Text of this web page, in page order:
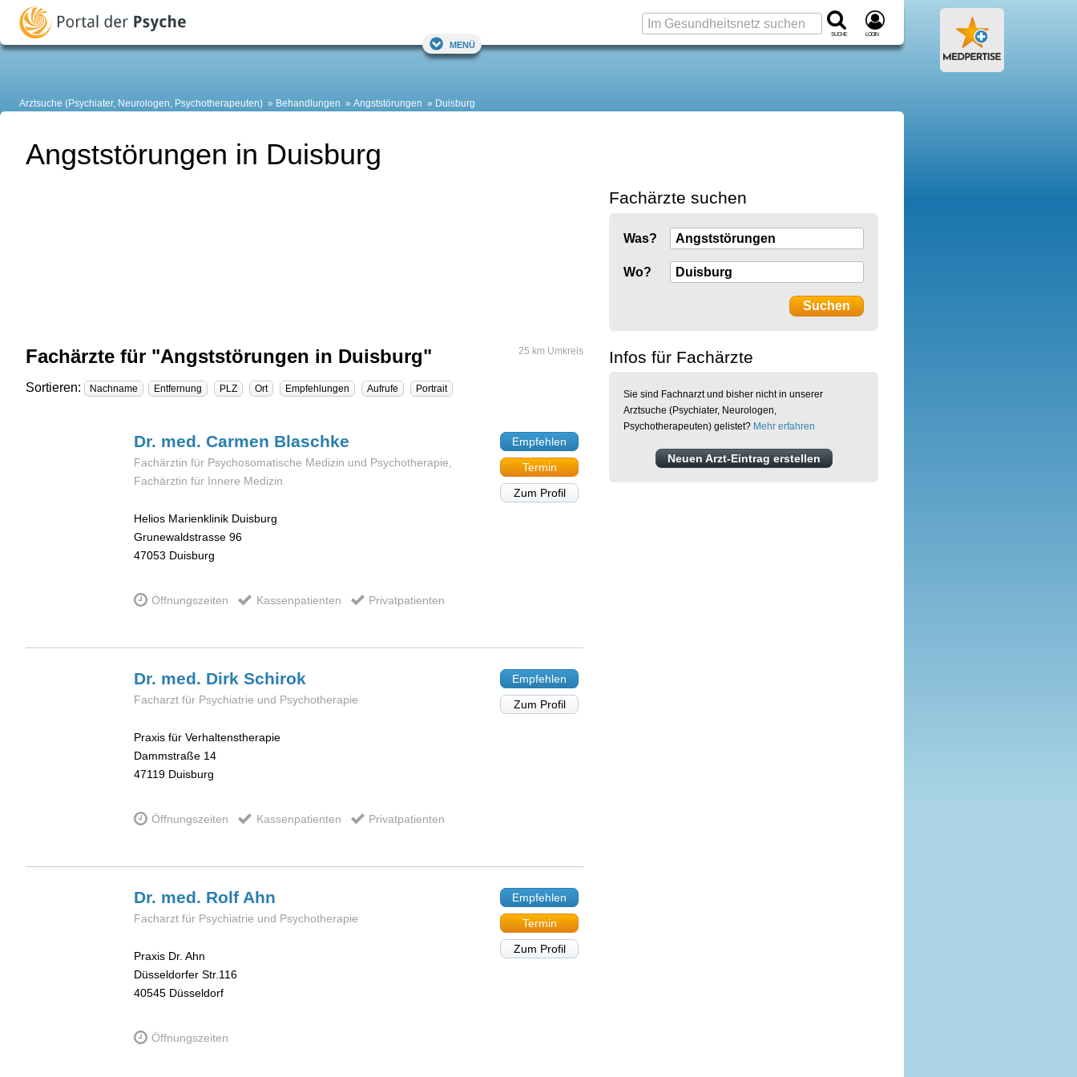
Suche Login
Menü
Arztsuche (Psychiater, Neurologen, Psychotherapeuten) Behandlungen Angststörungen Duisburg
Angststörungen in Duisburg
Fachärzte für "Angststörungen in Duisburg" 25 km Umkreis
Sortieren: Nachname Entfernung PLZ Ort Empfehlungen Aufrufe Portrait
Dr. med. Carmen Blaschke
Fachärztin für Psychosomatische Medizin und Psychotherapie,
Fachärztin für Innere Medizin
Helios Marienklinik Duisburg
Grunewaldstrasse 96
47053 Duisburg
Öffnungszeiten Kassenpatienten Privatpatienten
Empfehlen
Termin
Zum Profil
Dr. med. Dirk Schirok
Facharzt für Psychiatrie und Psychotherapie
Praxis für Verhaltenstherapie
Dammstraße 14
47119 Duisburg
Öffnungszeiten Kassenpatienten Privatpatienten
Empfehlen
Zum Profil
Dr. med. Rolf Ahn
Facharzt für Psychiatrie und Psychotherapie
Praxis Dr. Ahn
Düsseldorfer Str.116
40545 Düsseldorf
Öffnungszeiten
Empfehlen
Termin
Zum Profil
Fachärzte suchen
Was?
Wo?
Infos für Fachärzte
Sie sind Fachnarzt und bisher nicht in unserer
Arztsuche (Psychiater, Neurologen,
Psychotherapeuten) gelistet? Mehr erfahren
Neuen Arzt-Eintrag erstellen